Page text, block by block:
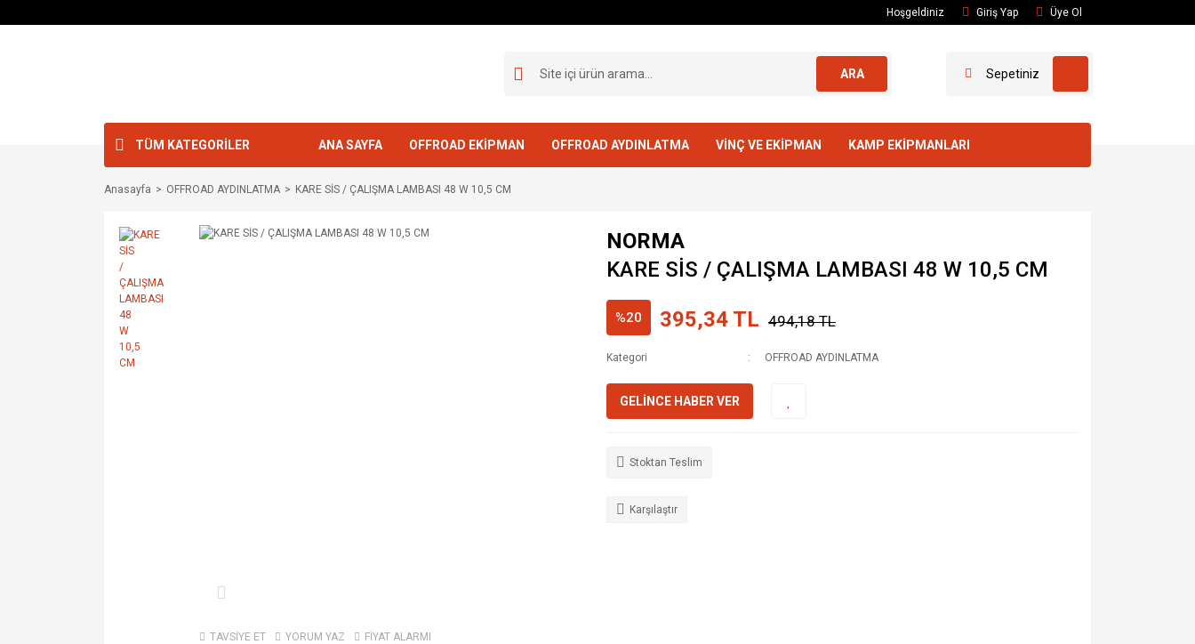
Hoşgeldiniz Giriş Yap Üye Ol
ARA Sepetiniz
TÜM KATEGORİLER ANA SAYFA OFFROAD EKİPMAN OFFROAD AYDINLATMA VİNÇ VE EKİPMAN KAMP EKİPMANLARI
Anasayfa OFFROAD AYDINLATMA KARE SİS / ÇALIŞMA LAMBASI 48 W 10,5 CM
TAVSİYE ET YORUM YAZ FİYAT ALARMI
NORMA
KARE SİS / ÇALIŞMA LAMBASI 48 W 10,5 CM
%20 395,34 TL 494,18 TL
Kategori OFFROAD AYDINLATMA
GELİNCE HABER VER
Stoktan Teslim
Karşılaştır